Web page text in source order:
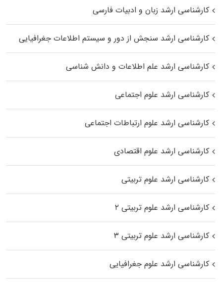
کارشناسی ارشد زبان و ادبیات فارسی
کارشناسی ارشد سنجش از دور و سیستم اطلاعات جغرافیایی
کارشناسی ارشد علم اطلاعات و دانش شناسی
کارشناسی ارشد علوم اجتماعی
کارشناسی ارشد علوم ارتباطات اجتماعی
کارشناسی ارشد علوم اقتصادی
کارشناسی ارشد علوم تربیتی
کارشناسی ارشد علوم تربیتی ۲
کارشناسی ارشد علوم تربیتی ۳
کارشناسی ارشد علوم جغرافیایی